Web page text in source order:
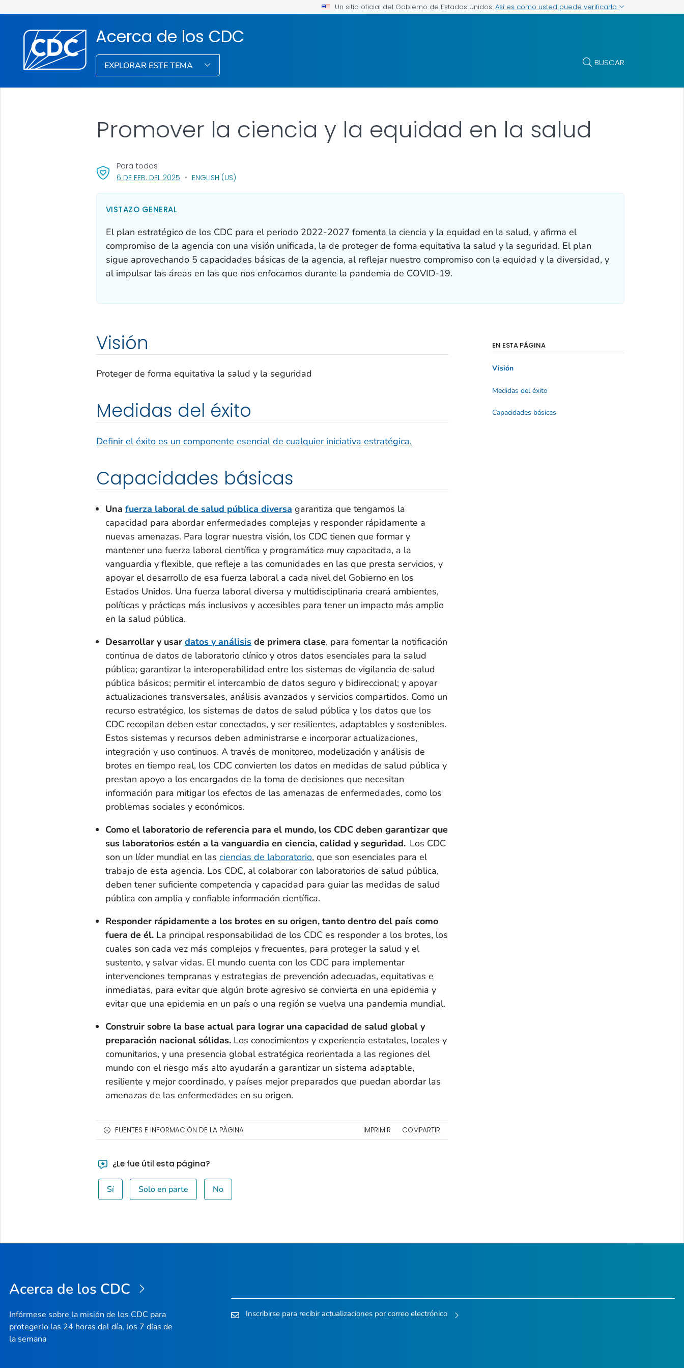
Un sitio oficial del Gobierno de Estados Unidos Así es como usted puede verificarlo
Acerca de los CDC
EXPLORAR ESTE TEMA BUSCAR
Promover la ciencia y la equidad en la salud
6 DE FEB. DEL 2025, VISIT LINK FOR DETAILS.
ENGLISH (US)
Para todos
VISTAZO GENERAL
El plan estratégico de los CDC para el periodo 2022-2027 fomenta la ciencia y la equidad en la salud, y afirma el
compromiso de la agencia con una visión unificada, la de proteger de forma equitativa la salud y la seguridad. El plan
sigue aprovechando 5 capacidades básicas de la agencia, al reflejar nuestro compromiso con la equidad y la diversidad, y
al impulsar las áreas en las que nos enfocamos durante la pandemia de COVID-19.
Visión
Proteger de forma equitativa la salud y la seguridad
Medidas del éxito
Definir el éxito es un componente esencial de cualquier iniciativa estratégica.
Capacidades básicas
Una fuerza laboral de salud pública diversa garantiza que tengamos la
capacidad para abordar enfermedades complejas y responder rápidamente a
nuevas amenazas. Para lograr nuestra visión, los CDC tienen que formar y
mantener una fuerza laboral científica y programática muy capacitada, a la
vanguardia y flexible, que refleje a las comunidades en las que presta servicios, y
apoyar el desarrollo de esa fuerza laboral a cada nivel del Gobierno en los
Estados Unidos. Una fuerza laboral diversa y multidisciplinaria creará ambientes,
políticas y prácticas más inclusivos y accesibles para tener un impacto más amplio
en la salud pública.
Desarrollar y usar datos y análisisde primera clase, para fomentar la notificación
continua de datos de laboratorio clínico y otros datos esenciales para la salud
pública; garantizar la interoperabilidad entre los sistemas de vigilancia de salud
pública básicos; permitir el intercambio de datos seguro y bidireccional; y apoyar
actualizaciones transversales, análisis avanzados y servicios compartidos. Como un
recurso estratégico, los sistemas de datos de salud pública y los datos que los
CDC recopilan deben estar conectados, y ser resilientes, adaptables y sostenibles.
Estos sistemas y recursos deben administrarse e incorporar actualizaciones,
integración y uso continuos. A través de monitoreo, modelización y análisis de
brotes en tiempo real, los CDC convierten los datos en medidas de salud pública y
prestan apoyo a los encargados de la toma de decisiones que necesitan
información para mitigar los efectos de las amenazas de enfermedades, como los
problemas sociales y económicos.
Como el laboratorio de referencia para el mundo, los CDC deben garantizar que
sus laboratorios estén a la vanguardia en ciencia, calidad y seguridad. Los CDC
son un líder mundial en las ciencias de laboratorio, que son esenciales para el
trabajo de esta agencia. Los CDC, al colaborar con laboratorios de salud pública,
deben tener suficiente competencia y capacidad para guiar las medidas de salud
pública con amplia y confiable información científica.
Responder rápidamente a los brotes en su origen, tanto dentro del país como
fuera de él.La principal responsabilidad de los CDC es responder a los brotes, los
cuales son cada vez más complejos y frecuentes, para proteger la salud y el
sustento, y salvar vidas. El mundo cuenta con los CDC para implementar
intervenciones tempranas y estrategias de prevención adecuadas, equitativas e
inmediatas, para evitar que algún brote agresivo se convierta en una epidemia y
evitar que una epidemia en un país o una región se vuelva una pandemia mundial.
Construir sobre la base actual para lograr una capacidad de salud global y
preparación nacional sólidas.Los conocimientos y experiencia estatales, locales y
comunitarios, y una presencia global estratégica reorientada a las regiones del
mundo con el riesgo más alto ayudarán a garantizar un sistema adaptable,
resiliente y mejor coordinado, y países mejor preparados que puedan abordar las
amenazas de las enfermedades en su origen.
EN ESTA PÁGINA
Visión
Medidas del éxito
Capacidades básicas
FUENTES E INFORMACIÓN DE LA PÁGINA IMPRIMIR COMPARTIR
¿Le fue útil esta página?
Sí Solo en parte No
Acerca de los CDC
Infórmese sobre la misión de los CDC para
protegerlo las 24 horas del día, los 7 días de
la semana
Inscribirse para recibir actualizaciones por correo electrónico